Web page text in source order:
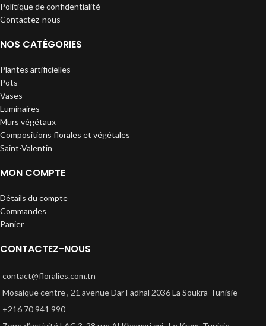
Politique de confidentialité
Contactez-nous
NOS CATÉGORIES
Plantes artificielles
Pots
Vases
Luminaires
Murs végétaux
Compositions florales et végétales
Saint-Valentin
MON COMPTE
Détails du compte
Commandes
Panier
CONTACTEZ-NOUS
contact@floralies.com.tn
Mosaique centre , 21 avenue Dar Fadhal 2036 La Soukra-Tunisie
+216 70 941 990